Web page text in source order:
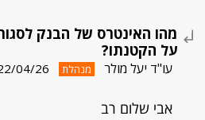
מהו האינטרס של הבנק
על הקטנתו?
עו"ד יעל מולר מנהלת 04/26
אבי שלום רב